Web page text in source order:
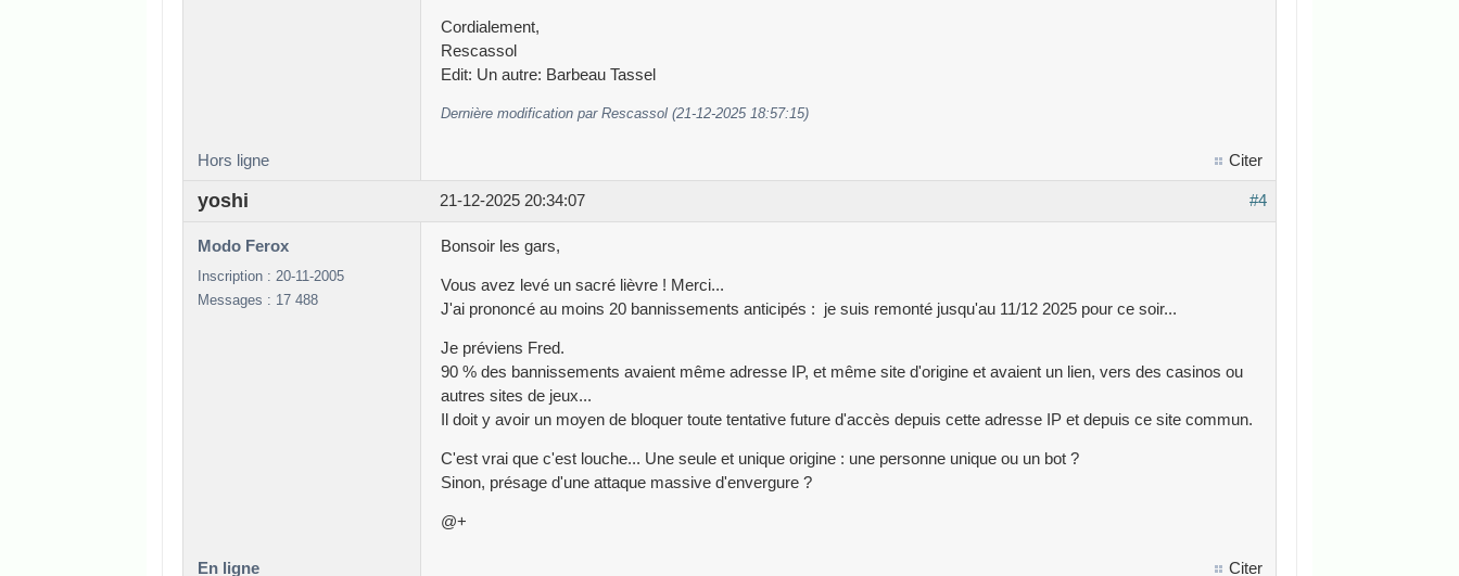
Cordialement,
Rescassol
Edit: Un autre: Barbeau Tassel
Dernière modification par Rescassol (21-12-2025 18:57:15)
Hors ligne Citer
#4
21-12-2025 20:34:07
yoshi
Modo Ferox
Inscription : 20-11-2005
Messages : 17 488
Bonsoir les gars,
Vous avez levé un sacré lièvre ! Merci...
J'ai prononcé au moins 20 bannissements anticipés : je suis remonté jusqu'au 11/12 2025 pour ce soir...
Je préviens Fred.
90 % des bannissements avaient même adresse IP, et même site d'origine et avaient un lien, vers des casinos ou
autres sites de jeux...
Il doit y avoir un moyen de bloquer toute tentative future d'accès depuis cette adresse IP et depuis ce site commun.
C'est vrai que c'est louche... Une seule et unique origine : une personne unique ou un bot ?
Sinon, présage d'une attaque massive d'envergure ?
@+
En ligne Citer